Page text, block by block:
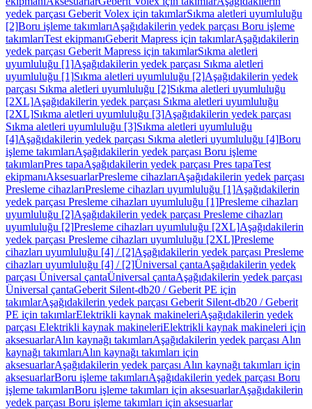
yedek parçası Geberit Volex için takımlarSıkma aletleri uyumluluğu
[2]Boru işleme takımlarıAşağıdakilerin yedek parçası Boru işleme
takımlarıTest ekipmanıGeberit Mapress için takımlarAşağıdakilerin
yedek parçası Geberit Mapress için takımlarSıkma aletleri
uyumluluğu [1]Aşağıdakilerin yedek parçası Sıkma aletleri
uyumluluğu [1]Sıkma aletleri uyumluluğu [2]Aşağıdakilerin yedek
parçası Sıkma aletleri uyumluluğu [2]Sıkma aletleri uyumluluğu
[2XL]Aşağıdakilerin yedek parçası Sıkma aletleri uyumluluğu
[2XL]Sıkma aletleri uyumluluğu [3]Aşağıdakilerin yedek parçası
Sıkma aletleri uyumluluğu [3]Sıkma aletleri uyumluluğu
[4]Aşağıdakilerin yedek parçası Sıkma aletleri uyumluluğu [4]Boru
işleme takımlarıAşağıdakilerin yedek parçası Boru işleme
takımlarıPres tapaAşağıdakilerin yedek parçası Pres tapaTest
ekipmanıAksesuarlarPresleme cihazlarıAşağıdakilerin yedek parçası
Presleme cihazlarıPresleme cihazları uyumluluğu [1]Aşağıdakilerin
yedek parçası Presleme cihazları uyumluluğu [1]Presleme cihazları
uyumluluğu [2]Aşağıdakilerin yedek parçası Presleme cihazları
uyumluluğu [2]Presleme cihazları uyumluluğu [2XL]Aşağıdakilerin
yedek parçası Presleme cihazları uyumluluğu [2XL]Presleme
cihazları uyumluluğu [4] / [2]Aşağıdakilerin yedek parçası Presleme
cihazları uyumluluğu [4] / [2]Üniversal çantaAşağıdakilerin yedek
parçası Üniversal çantaÜniversal çantaAşağıdakilerin yedek parçası
Üniversal çantaGeberit Silent-db20 / Geberit PE için
takımlarAşağıdakilerin yedek parçası Geberit Silent-db20 / Geberit
PE için takımlarElektrikli kaynak makineleriAşağıdakilerin yedek
parçası Elektrikli kaynak makineleriElektrikli kaynak makineleri için
aksesuarlarAlın kaynağı takımlarıAşağıdakilerin yedek parçası Alın
kaynağı takımlarıAlın kaynağı takımları için
aksesuarlarAşağıdakilerin yedek parçası Alın kaynağı takımları için
aksesuarlarBoru işleme takımlarıAşağıdakilerin yedek parçası Boru
işleme takımlarıBoru işleme takımları için aksesuarlarAşağıdakilerin
yedek parçası Boru işleme takımları için aksesuarlar